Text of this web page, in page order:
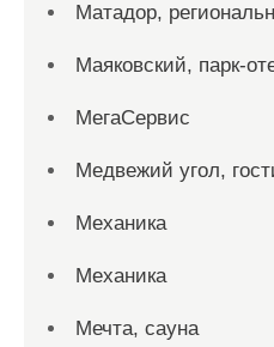
Матадор,
Маяковский, парк-
МегаСервис
Медвежий угол,
Механика
Механика
Мечта, сауна